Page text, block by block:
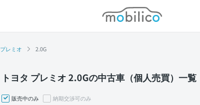
モビリコ
プレミオ 2.0G
トヨタ プレミオ 2.0Gの中古車（個人売買）一覧
販売中のみ 納期交渉可のみ